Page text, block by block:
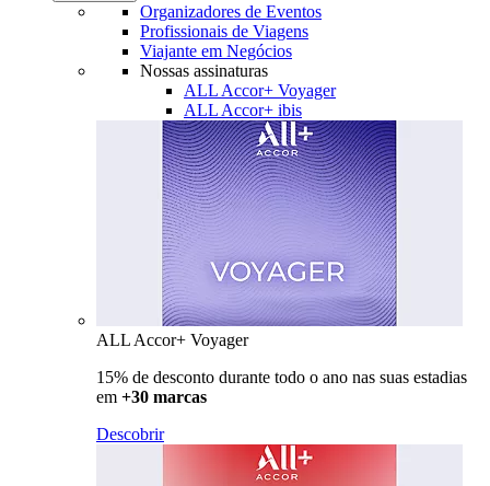
Organizadores de Eventos
Profissionais de Viagens
Viajante em Negócios
Nossas assinaturas
ALL Accor+ Voyager
ALL Accor+ ibis
ALL Accor+ Voyager
15% de desconto durante todo o ano nas suas estadias
em +30 marcas
Descobrir